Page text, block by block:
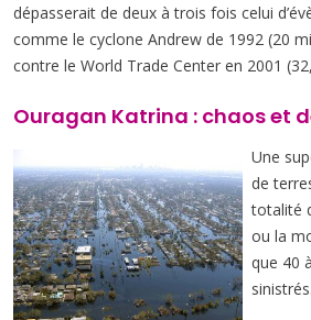
dépasserait de deux à trois fois celui
comme le cyclone Andrew de 1992 (20
contre le World Trade Center en 2001
Ouragan Katrina : chaos et
Une
de
totalité
ou la
que 40
sinistrés.